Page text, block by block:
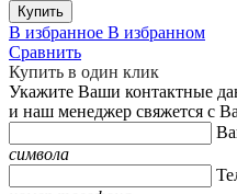
Купить
В избранное В избранном
Сравнить
Купить в один клик
Укажите Ваши контактные
и наш менеджер свяжется с
символа